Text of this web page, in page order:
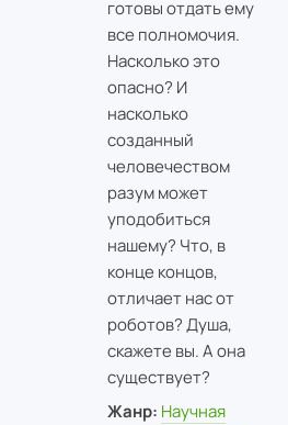
готовы отдать ему
все полномочия.
Насколько это
опасно? И
насколько
созданный
человечеством
разум может
уподобиться
нашему? Что, в
конце концов,
отличает нас от
роботов? Душа,
скажете вы. А она
существует?
Жанр: Научная